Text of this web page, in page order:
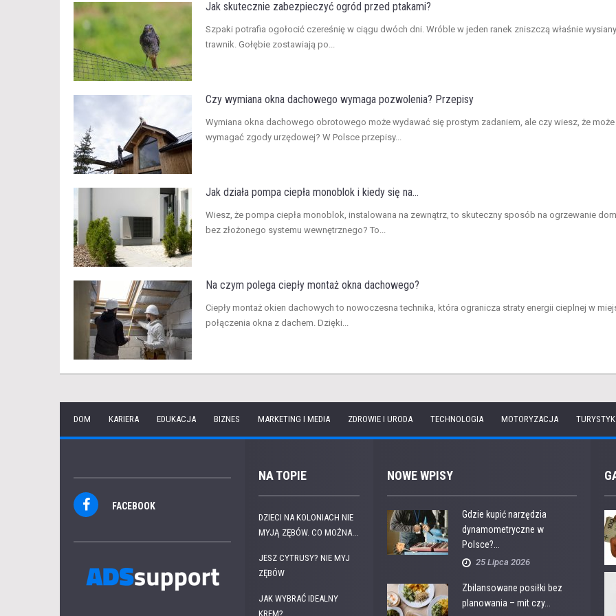
Jak skutecznie zabezpieczyć ogród przed ptakami?
​Szpaki potrafia ogołocić czereśnię w ciągu dwóch dni. Wróble w jeden ranek zniszczą właśnie wysiany
trawnik. Gołębie zostawiają po...
Czy wymiana okna dachowego wymaga pozwolenia? Przepisy
​Wymiana okna dachowego obrotowego może wydawać się prostym zadaniem, ale czy wiesz, że może
wymagać zgody urzędowej? W Polsce przepisy...
Jak działa pompa ciepła monoblok i kiedy się na...
​Wiesz, że pompa ciepła monoblok, instalowana na zewnątrz, to skuteczny sposób na ogrzewanie
bez złożonego systemu wewnętrznego? To...
Na czym polega ciepły montaż okna dachowego?
​Ciepły montaż okien dachowych to nowoczesna technika, która ogranicza straty energii cieplnej w
połączenia okna z dachem. Dzięki...
DOM KARIERA EDUKACJA BIZNES MARKETING I MEDIA ZDROWIE I URODA TECHNOLOGIA MOTORYZACJA
FACEBOOK
NA TOPIE
DZIECI NA KOLONIACH NIE
MYJĄ ZĘBÓW. CO MOŻNA...
JESZ CYTRUSY? NIE MYJ
ZĘBÓW
JAK WYBRAĆ IDEALNY
KREM?
NOWE WPISY
Gdzie kupić narzędzia
dynamometryczne w
Polsce?...
25 Lipca 2026
Zbilansowane posiłki bez
planowania – mit czy...